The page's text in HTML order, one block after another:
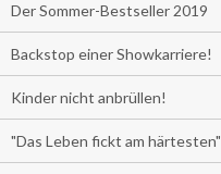
Der Sommer-Bestseller 2019
Backstop einer Showkarriere!
Kinder nicht anbrüllen!
"Das Leben fickt am härtesten"